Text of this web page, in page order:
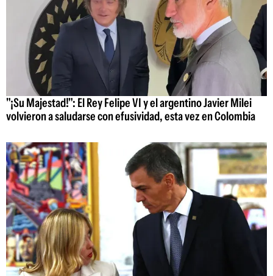
"¡Su Majestad!": El Rey Felipe VI y el argentino Javier Milei
volvieron a saludarse con efusividad, esta vez en Colombia